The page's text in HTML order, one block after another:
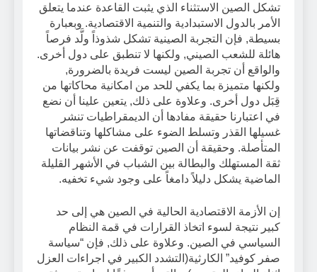
تشكل الصين الاستثناء الذي يثبت القاعدة عندما يتعلق
الأمر بالدول الاستبدادية والتنمية الاقتصادية. وبعبارة
بسيطة, فإن التجربة الصينية تشكل شذوذاً ولَّد فرصاً
هائلة للشعب الصيني, ولكنها لا تنطبق على دول أخرى.
والواقع أن تجربة الصين ليست فريدة بالضرورة,
ولكنها متميزة بما يكفي للحد من امكانية محاكاتها من
قِبَل دول أخرى. وعلاوة على ذلك, يتعين علينا أن نضع
في اعتبارنا حقيقة مفادها أن الديمقراطيات تنشر
غسيلها القذر وتسلط الضوء على مشاكلها وتناقضاتها
المتأصلة. وحقيقة أن الصين توقفت عن نشر بيانات
ثقة المستهلك والبطالة بين الشباب في الأشهر القليلة
الماضية يشكل دليلاً دامغاً على وجود شيء تخفيه.
إن الأزمة الاقتصادية الحالية في الصين هي إلى حد
كبير نتيجة لسوء اتخاذ القرارات في قمة النظام
السياسي في الصين. وعلاوة على ذلك, فإن “سياسة
صفر كوفيد” الكارثية(التشدد الكبير في اجراءات العزل